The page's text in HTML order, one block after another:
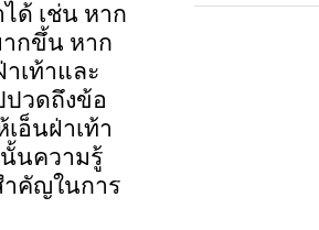
ด้ เช่น หาก
ากขึ้น หาก
เท้าและ
ปวดถึงข้อ
อ็นฝ่าเท้า
นความรู้
ำคัญในการ